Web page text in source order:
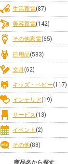
生活家電(87)
美容家電(142)
その他家電(65)
日用品(583)
文具(62)
キッズ・ベビー(117)
インテリア(19)
サービス(13)
イベント (2)
その他(88)
商品名から探す